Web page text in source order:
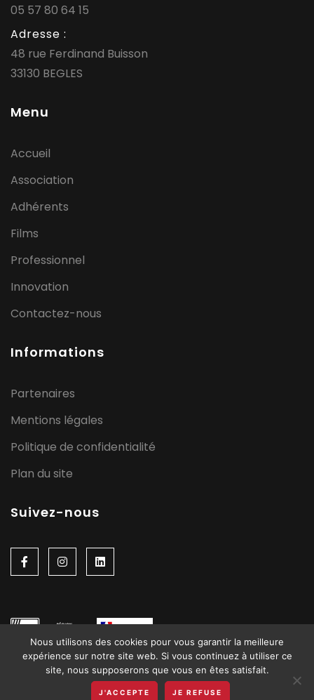
05 57 80 64 15
Adresse :
48 rue Ferdinand Buisson
33130 BEGLES
Menu
Accueil
Association
Adhérents
Films
Professionnel
Innovation
Contactez-nous
Informations
Partenaires
Mentions légales
Politique de confidentialité
Plan du site
Suivez-nous
Nous utilisons des cookies pour vous garantir la meilleure
expérience sur notre site web. Si vous continuez à utiliser ce
site, nous supposerons que vous en êtes satisfait.
J'ACCEPTE JE REFUSE